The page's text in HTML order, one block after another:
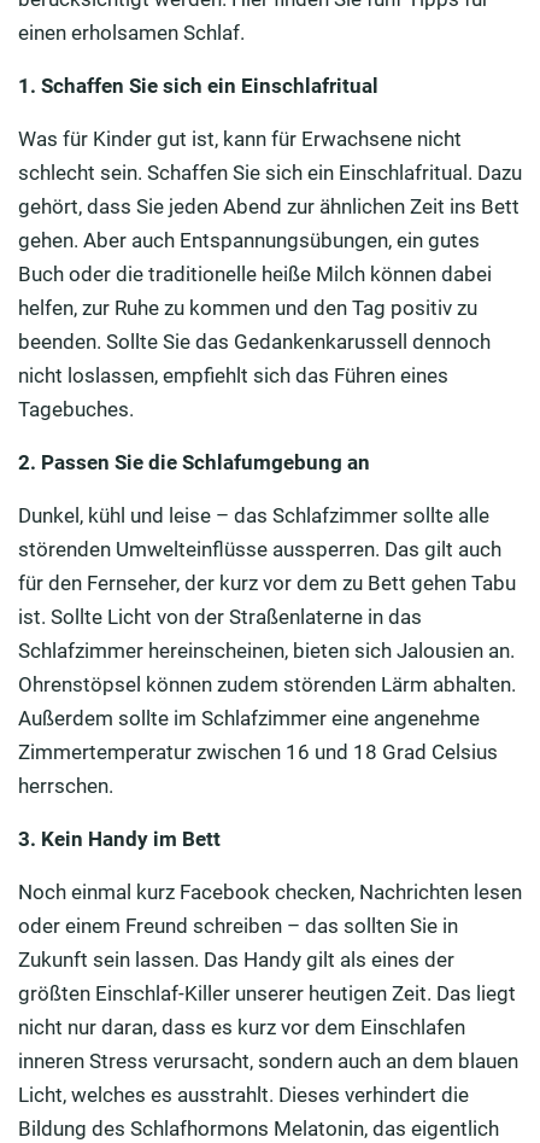
einen erholsamen Schlaf.
1. Schaffen Sie sich ein Einschlafritual
Was für Kinder gut ist, kann für Erwachsene nicht
schlecht sein. Schaffen Sie sich ein Einschlafritual. Dazu
gehört, dass Sie jeden Abend zur ähnlichen Zeit ins Bett
gehen. Aber auch Entspannungsübungen, ein gutes
Buch oder die traditionelle heiße Milch können dabei
helfen, zur Ruhe zu kommen und den Tag positiv zu
beenden. Sollte Sie das Gedankenkarussell dennoch
nicht loslassen, empfiehlt sich das Führen eines
Tagebuches.
2. Passen Sie die Schlafumgebung an
Dunkel, kühl und leise – das Schlafzimmer sollte alle
störenden Umwelteinflüsse aussperren. Das gilt auch
für den Fernseher, der kurz vor dem zu Bett gehen Tabu
ist. Sollte Licht von der Straßenlaterne in das
Schlafzimmer hereinscheinen, bieten sich Jalousien an.
Ohrenstöpsel können zudem störenden Lärm abhalten.
Außerdem sollte im Schlafzimmer eine angenehme
Zimmertemperatur zwischen 16 und 18 Grad Celsius
herrschen.
3. Kein Handy im Bett
Noch einmal kurz Facebook checken, Nachrichten lesen
oder einem Freund schreiben – das sollten Sie in
Zukunft sein lassen. Das Handy gilt als eines der
größten Einschlaf-Killer unserer heutigen Zeit. Das liegt
nicht nur daran, dass es kurz vor dem Einschlafen
inneren Stress verursacht, sondern auch an dem blauen
Licht, welches es ausstrahlt. Dieses verhindert die
Bildung des Schlafhormons Melatonin, das eigentlich